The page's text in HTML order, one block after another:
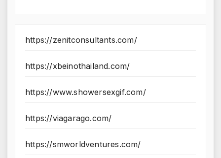
https://zenitconsultants.com/
https://xbeinothailand.com/
https://www.showersexgif.com/
https://viagarago.com/
https://smworldventures.com/